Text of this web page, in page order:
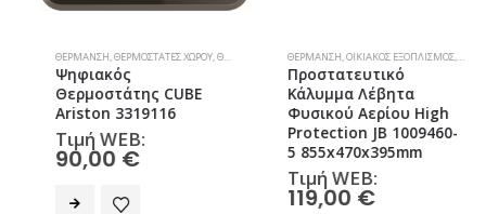
,ΦΥΣΙΚΌ ΑΈΡΙΟ
ΘΈΡΜΑΝΣΗ,ΘΕΡΜΟΣΤΆΤΕΣ ΧΏΡΟΥ,ΘΕΡΜΟΣΤΆΤΕΣ ΧΏΡΟΥ ,ΦΥΣΙΚΌ ΑΈΡΙΟ
Ψηφιακός
Θερμοστάτης CUBE
Ariston 3319116
Τιμή WEB:
90,00€
ΘΈΡΜΑΝΣΗ,ΟΙΚΙΑΚΌΣ ΕΞΟΠΛΙΣΜΌΣ,
Προστατευτικό
Κάλυμμα Λέβητα
Φυσικού Αερίου High
Protection JB 1009460-
5 855x470x395mm
Τιμή WEB:
119,00€